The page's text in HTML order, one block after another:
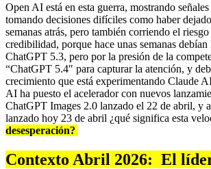
Open AI está en esta guerra, mostrando
tomando decisiones difíciles como haber
semanas atrás, pero también corriendo el
credibilidad, porque hace unas semanas
ChatGPT 5.3, pero por la presión de la
“ChatGPT 5.4″ para capturar la atención, y
crecimiento que está experimentando Claude
AI ha puesto el acelerador con nuevos
ChatGPT Images 2.0 lanzado el 22 de abril, y
lanzado hoy 23 de abril ¿qué significa esta
desesperación?
Contexto Abril 2026: El